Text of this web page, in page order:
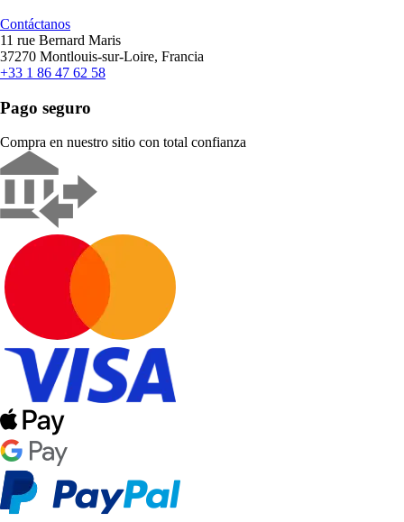
Contáctanos
11 rue Bernard Maris
37270 Montlouis-sur-Loire, Francia
+33 1 86 47 62 58
Pago seguro
Compra en nuestro sitio con total confianza